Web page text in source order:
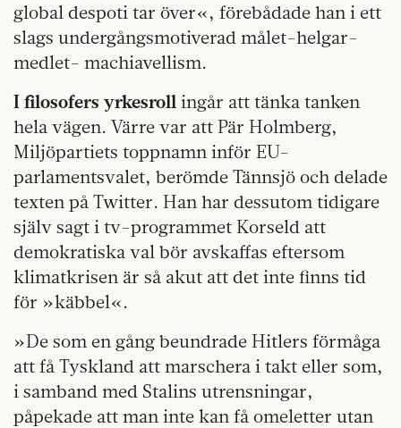
global despoti tar över«, förebådade han i ett
slags undergångsmotiverad målet-helgar-
medlet- machiavellism.
I filosofers yrkesroll ingår att tänka tanken
hela vägen. Värre var att Pär Holmberg,
Miljöpartiets toppnamn inför EU-
parlamentsvalet, berömde Tännsjö och delade
texten på Twitter. Han har dessutom tidigare
själv sagt i tv-programmet Korseld att
demokratiska val bör avskaffas eftersom
klimatkrisen är så akut att det inte finns tid
för »käbbel«.
»De som en gång beundrade Hitlers förmåga
att få Tyskland att marschera i takt eller som,
i samband med Stalins utrensningar,
påpekade att man inte kan få omeletter utan